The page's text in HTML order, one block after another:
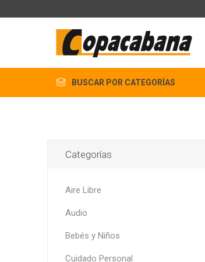
BUSCAR POR CATEGORÍAS
Categorías
Aire Libre
Audio
Bebés y Niños
Cuidado Personal